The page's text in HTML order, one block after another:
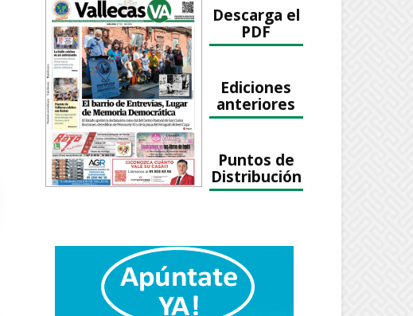
Descarga el
PDF
Ediciones
anteriores
Puntos de
Distribución